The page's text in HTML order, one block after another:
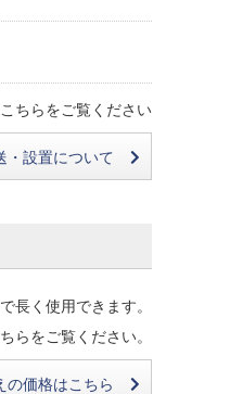
ちらをご覧ください
・設置について
長く使用できます。
らをご覧ください。
の価格はこちら